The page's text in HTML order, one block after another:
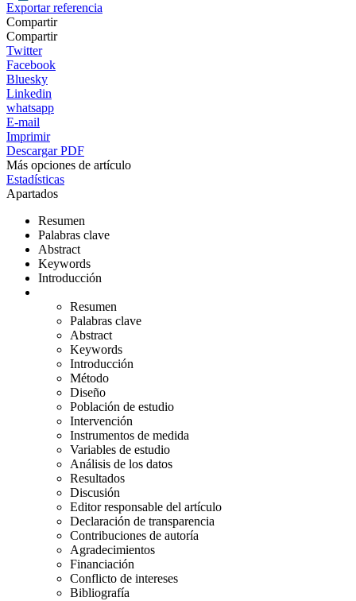
Exportar referencia
Compartir
Compartir
Twitter
Facebook
Bluesky
Linkedin
whatsapp
E-mail
Imprimir
Descargar PDF
Más opciones de artículo
Estadísticas
Apartados
Resumen
Palabras clave
Abstract
Keywords
Introducción
Resumen
Palabras clave
Abstract
Keywords
Introducción
Método
Diseño
Población de estudio
Intervención
Instrumentos de medida
Variables de estudio
Análisis de los datos
Resultados
Discusión
Editor responsable del artículo
Declaración de transparencia
Contribuciones de autoría
Agradecimientos
Financiación
Conflicto de intereses
Bibliografía